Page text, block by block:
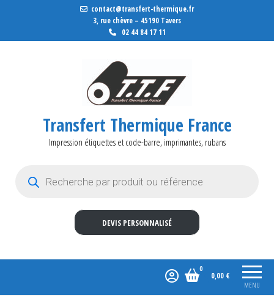
contact@transfert-thermique.fr
3, rue chèvre – 45190 Tavers
02 44 84 17 11
Transfert Thermique France
Impression étiquettes et code-barre, imprimantes, rubans
DEVIS PERSONNALISÉ
MENU
0
0,00 €